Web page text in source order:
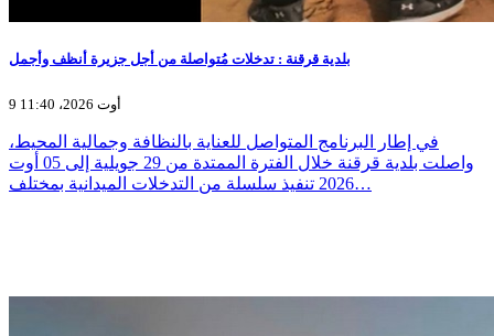
بلدية قرقنة : تدخلات مُتواصلة من أجل جزيرة أنظف وأجمل
9 أوت 2026، 11:40
في إطار البرنامج المتواصل للعناية بالنظافة وجمالية المحيط،
واصلت بلدية قرقنة خلال الفترة الممتدة من 29 جويلية إلى 05 أوت
2026 تنفيذ سلسلة من التدخلات الميدانية بمختلف…